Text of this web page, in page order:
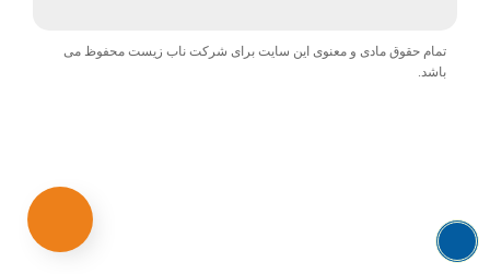
تمام حقوق مادی و معنوی این سایت برای شرکت ناب زیست محفوظ می
باشد.